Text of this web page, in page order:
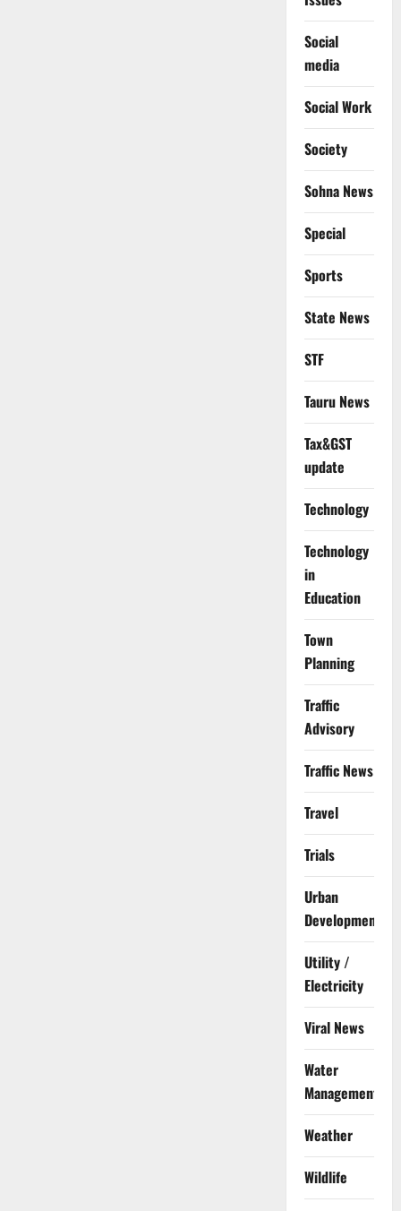
Social
media
Social Work
Society
Sohna News
Special
Sports
State News
STF
Tauru News
Tax&GST
update
Technology
Technology
in
Education
Town
Planning
Traffic
Advisory
Traffic News
Travel
Trials
Urban
Development
Utility /
Electricity
Viral News
Water
Management
Weather
Wildlife